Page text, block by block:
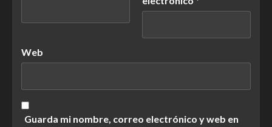
Web
Guarda mi nombre, correo electrónico y web en